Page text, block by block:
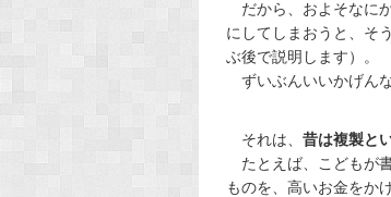
だから、およそなに
にしてしまおうと、そ
ぶ後で説明します）。
ずいぶんいいかげん
それは、 昔は複製と
たとえば、こどもが
ものを、高いお金をか